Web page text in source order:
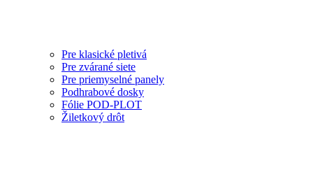
Pre klasické pletivá
Pre zvárané siete
Pre priemyselné panely
Podhrabové dosky
Fólie POD-PLOT
Žiletkový drôt